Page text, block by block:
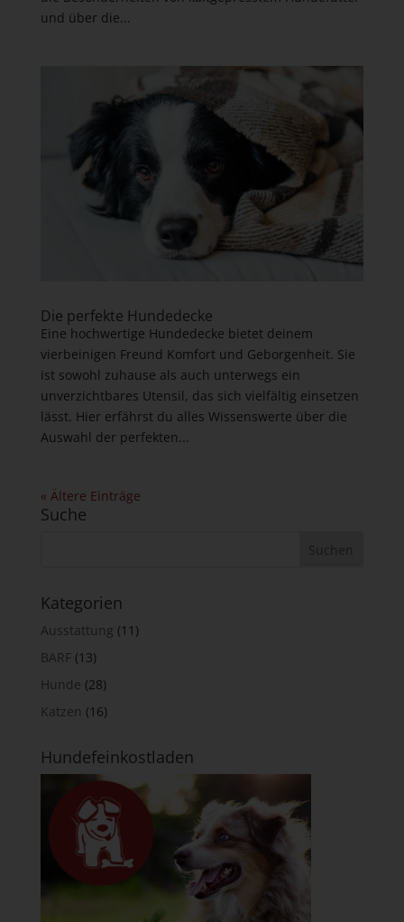
und über die...
Die perfekte Hundedecke
Eine hochwertige Hundedecke bietet deinem
vierbeinigen Freund Komfort und Geborgenheit. Sie
ist sowohl zuhause als auch unterwegs ein
unverzichtbares Utensil, das sich vielfältig einsetzen
lässt. Hier erfährst du alles Wissenswerte über die
Auswahl der perfekten...
« Ältere Einträge
Suche
Kategorien
Ausstattung (11)
BARF(13)
Hunde (28)
Katzen (16)
Hundefeinkostladen